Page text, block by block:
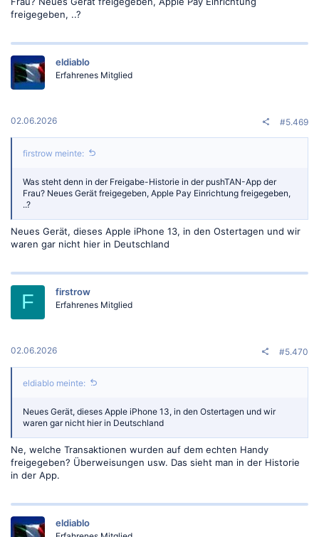
freigegeben, ..?
eldiablo
Erfahrenes Mitglied
02.06.2026 #5.469
firstrow meinte:
Was steht denn in der Freigabe-Historie in der pushTAN-App der
Frau? Neues Gerät freigegeben, Apple Pay Einrichtung freigegeben,
..?
Neues Gerät, dieses Apple iPhone 13, in den Ostertagen und wir
waren gar nicht hier in Deutschland
F firstrow
Erfahrenes Mitglied
02.06.2026 #5.470
eldiablo meinte:
Neues Gerät, dieses Apple iPhone 13, in den Ostertagen und wir
waren gar nicht hier in Deutschland
Ne, welche Transaktionen wurden auf dem echten Handy
freigegeben? Überweisungen usw. Das sieht man in der Historie
in der App.
eldiablo